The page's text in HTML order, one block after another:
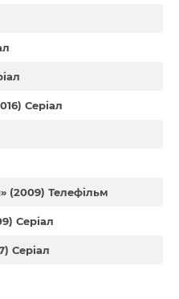
Серіал
(2009) Телефільм
Серіал
Серіал